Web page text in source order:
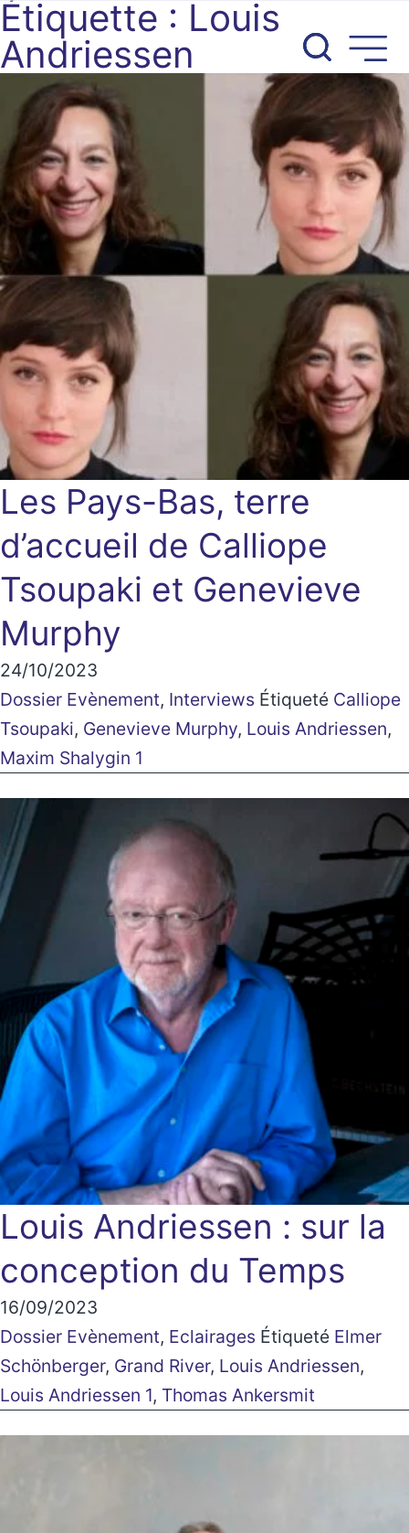
Aller
au
contenu
Étiquette : Louis
Andriessen
Les Pays-Bas, terre
d’accueil de Calliope
Tsoupaki et Genevieve
Murphy
24/10/2023
Dossier Evènement, Interviews Étiqueté Calliope
Tsoupaki, Genevieve Murphy, Louis Andriessen,
Maxim Shalygin 1
Louis Andriessen : sur la
conception du Temps
16/09/2023
Dossier Evènement, Eclairages Étiqueté Elmer
Schönberger, Grand River, Louis Andriessen,
Louis Andriessen 1, Thomas Ankersmit